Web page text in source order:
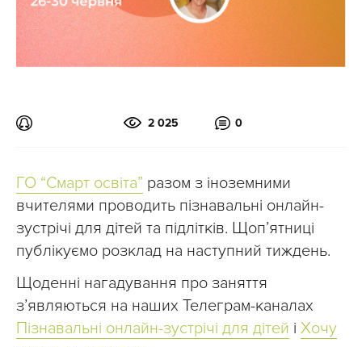
2 025 0
ГО “Смарт освіта” разом з іноземними
вчителями проводить пізнавальні онлайн-
зустрічі для дітей та підлітків. Щоп’ятниці
публікуємо розклад на наступний тиждень.
Щоденні нагадування про заняття
з’являються на наших Телеграм-каналах
Пізнавальні онлайн-зустрічі для дітей і Хочу